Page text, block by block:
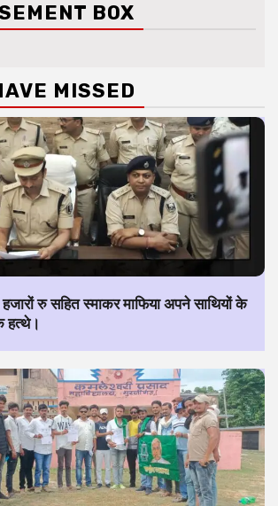
BOX
MISSED
रु सहित स्माकर माफिया अपने साथियों के
हत्थे।